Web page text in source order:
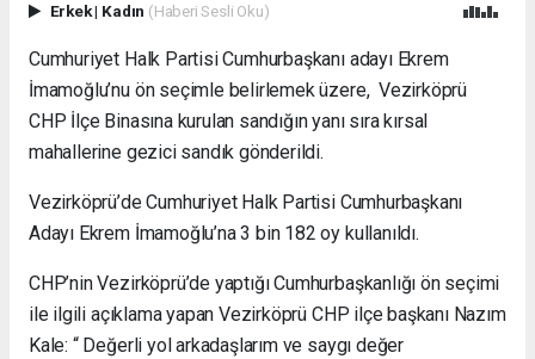
Erkek| Kadın (Haberi Sesli Oku)
Cumhuriyet Halk Partisi Cumhurbaşkanı adayı Ekrem
İmamoğlu’nu ön seçimle belirlemek üzere, Vezirköprü
CHP İlçe Binasına kurulan sandığın yanı sıra kırsal
mahallerine gezici sandık gönderildi.
Vezirköprü’de Cumhuriyet Halk Partisi Cumhurbaşkanı
Adayı Ekrem İmamoğlu’na 3 bin 182 oy kullanıldı.
CHP’nin Vezirköprü’de yaptığı Cumhurbaşkanlığı ön seçimi
ile ilgili açıklama yapan Vezirköprü CHP ilçe başkanı Nazım
Kale: “ Değerli yol arkadaşlarım ve saygı değer